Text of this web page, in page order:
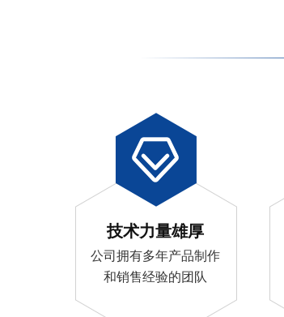
技术力量雄厚
公司拥有多年产品制作
和销售经验的团队